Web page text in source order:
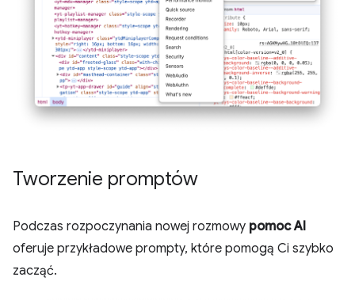
Tworzenie promptów
Podczas rozpoczynania nowej rozmowy pomoc AI
oferuje przykładowe prompty, które pomogą Ci szybko
zacząć.